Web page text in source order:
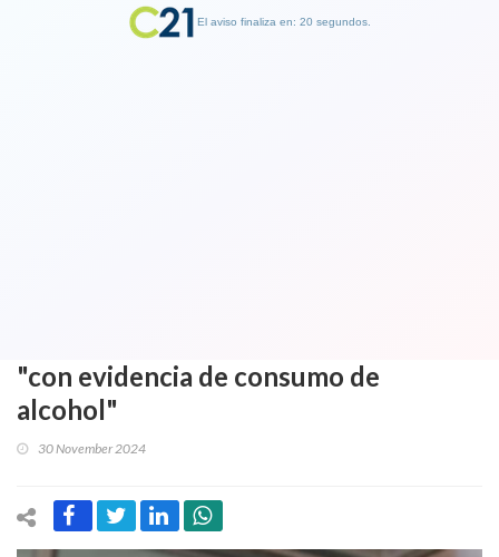
"con evidencia de consumo de
alcohol"
30 November 2024
El aviso finaliza en: 19 segundos.